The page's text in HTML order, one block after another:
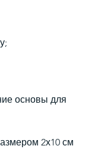
основы для
2х10 см